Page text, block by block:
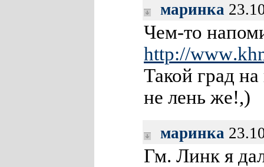
маринка
Чем-то
http://www
Такой град
не лень же!,)
маринка
Гм. Линк я